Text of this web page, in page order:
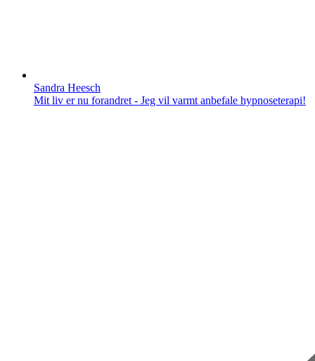
Sandra Heesch
Mit liv er nu forandret - Jeg vil varmt anbefale hypnoseterapi!